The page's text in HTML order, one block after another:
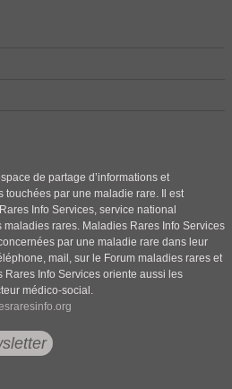
de partage d’informations et
touchées par une maladie rare. Il est
Info Services, service national
maladies rares. Maladies Rares Info Services
par une maladie rare dans leur
mail, sur le Forum maladies rares et
Info Services oriente aussi les
médico-social.